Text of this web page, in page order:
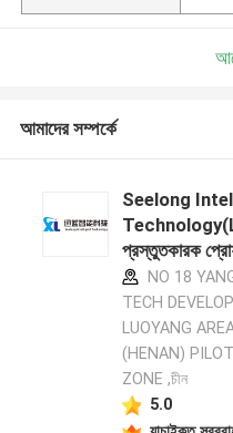
আমাদের সম্পর্কে
Seelong
প্রস্তুতকারক
NO 18
TECH
LUOYANG
(HENAN)
ZONE ,চীন
5.0